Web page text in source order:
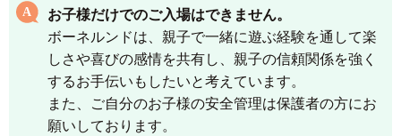
お子様だけでのご入場はできません。
ボーネルンドは、親子で一緒に遊ぶ経験を通して楽
しさや喜びの感情を共有し、親子の信頼関係を強く
するお手伝いもしたいと考えています。
また、ご自分のお子様の安全管理は保護者の方にお
願いしております。